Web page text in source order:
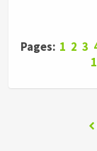
Pages: 1 2 3